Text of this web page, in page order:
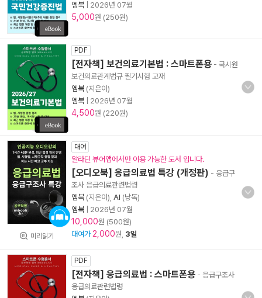
엠북
2026년 07월
5,000원 (250원)
PDF
[전자책] 보건의료기본법 : 스마트폰용 - 국시원
보건의료관계법규 필기시험 교재
엠북 (지은이)
엠북
2026년 07월
4,500원 (220원)
미리읽기
대여
알라딘 뷰어앱에서만 이용 가능한 도서 입니다.
[오디오북] 응급의료법 특강 (개정판) - 응급구
조사 응급의료관련법령
엠북 (지은이), AI (낭독)
엠북
2026년 07월
10,000원 (500원)
대여가 2,000원, 3일
PDF
[전자책] 응급의료법 : 스마트폰용 - 응급구조사
응급의료관련법령